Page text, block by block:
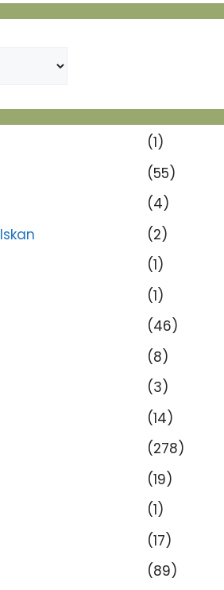
(1)
(55)
(4)
(2)
(1)
(1)
(46)
(8)
(3)
(14)
(278)
(19)
(1)
(17)
(89)